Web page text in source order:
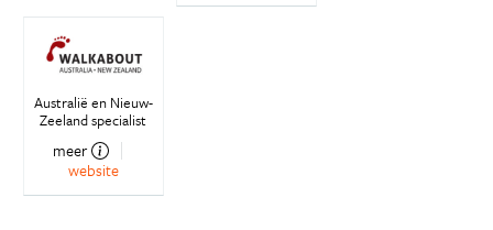
Australië en Nieuw-
Zeeland specialist
meer
website